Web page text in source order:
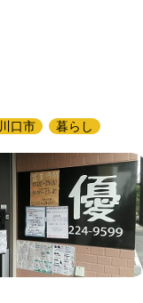
川口市 暮らし